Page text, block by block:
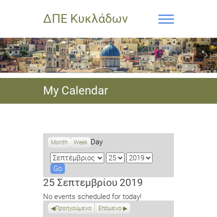
ΔΠΕ Κυκλάδων
My Calendar
Month Week Day
M
o
n
h
D
y
Y
a
25 Σεπτεμβρίου 2019
No events scheduled for today!
Προηγούμενο Επόμενο